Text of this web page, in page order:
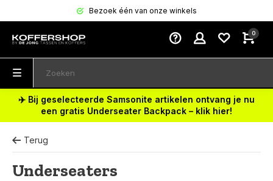
Bezoek één van onze winkels
0
✈️ Bij geselecteerde Samsonite artikelen ontvang je nu
een gratis Underseater Backpack – klik hier!
Terug
Underseaters